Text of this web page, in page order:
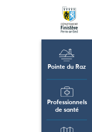
Pointe du Raz
Professionnels
de santé